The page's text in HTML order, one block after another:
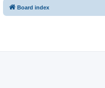
Board index